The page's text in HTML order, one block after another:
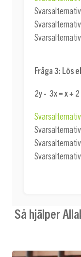
Fråga 3: Lös
2y - 3x = x +
Så hjälper